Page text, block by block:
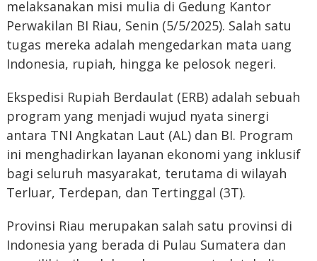
melaksanakan misi mulia di Gedung Kantor
Perwakilan BI Riau, Senin (5/5/2025). Salah satu
tugas mereka adalah mengedarkan mata uang
Indonesia, rupiah, hingga ke pelosok negeri.
Ekspedisi Rupiah Berdaulat (ERB) adalah sebuah
program yang menjadi wujud nyata sinergi
antara TNI Angkatan Laut (AL) dan BI. Program
ini menghadirkan layanan ekonomi yang inklusif
bagi seluruh masyarakat, terutama di wilayah
Terluar, Terdepan, dan Tertinggal (3T).
Provinsi Riau merupakan salah satu provinsi di
Indonesia yang berada di Pulau Sumatera dan